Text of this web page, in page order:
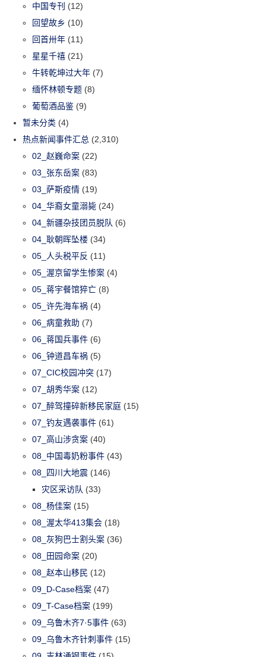
中国专刊 (12)
回望故乡 (10)
回首卅年 (11)
星星千禧 (21)
牛转乾坤过大年 (7)
缅怀林顿专题 (8)
葡萄酒品鉴 (9)
暂未分类 (4)
热点新闻事件汇总 (2,310)
02_赵巍命案 (22)
03_张东岳案 (83)
03_萨斯疫情 (19)
04_华裔女童溺毙 (24)
04_新疆杂技团员脱队 (6)
04_耿朝晖坠楼 (34)
05_人头税平反 (11)
05_渥京留学生惨案 (4)
05_蒋宇餐馆猝亡 (8)
05_许先海车祸 (4)
06_病童救助 (7)
06_蒋国兵事件 (6)
06_钟道昌车祸 (5)
07_CIC校园冲突 (17)
07_胡秀华案 (12)
07_醉驾撞碎新移民家庭 (15)
07_钓友遇袭事件 (61)
07_高山涉贪案 (40)
08_中国毒奶粉事件 (43)
08_四川大地震 (146)
灾区采访队 (33)
08_杨佳案 (15)
08_渥太华413集会 (18)
08_灰狗巴士割头案 (36)
08_田园命案 (20)
08_赵本山移民 (12)
09_D-Case档案 (47)
09_T-Case档案 (199)
09_乌鲁木齐7·5事件 (63)
09_乌鲁木齐针刺事件 (15)